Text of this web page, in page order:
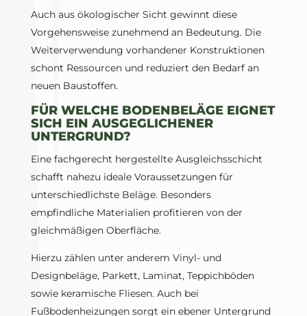
Auch aus ökologischer Sicht gewinnt diese
Vorgehensweise zunehmend an Bedeutung. Die
Weiterverwendung vorhandener Konstruktionen
schont Ressourcen und reduziert den Bedarf an
neuen Baustoffen.
FÜR WELCHE BODENBELÄGE EIGNET
SICH EIN AUSGEGLICHENER
UNTERGRUND?
Eine fachgerecht hergestellte Ausgleichsschicht
schafft nahezu ideale Voraussetzungen für
unterschiedlichste Beläge. Besonders
empfindliche Materialien profitieren von der
gleichmäßigen Oberfläche.
Hierzu zählen unter anderem Vinyl- und
Designbeläge, Parkett, Laminat, Teppichböden
sowie keramische Fliesen. Auch bei
Fußbodenheizungen sorgt ein ebener Untergrund